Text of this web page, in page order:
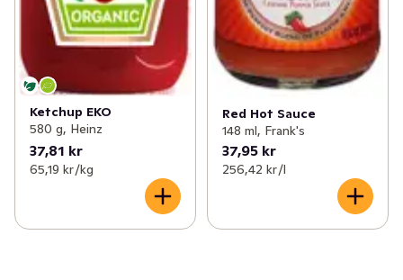
Ketchup EKO
580 g, Heinz
37,81 kr
65,19 kr /kg
Red Hot Sauce
148 ml, Frank's
37,95 kr
256,42 kr /l